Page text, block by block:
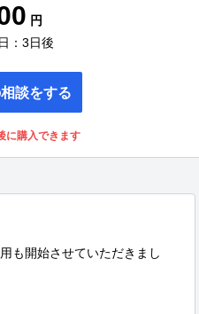
円
：3日後
談をする
に購入できます
も開始させていただきまし